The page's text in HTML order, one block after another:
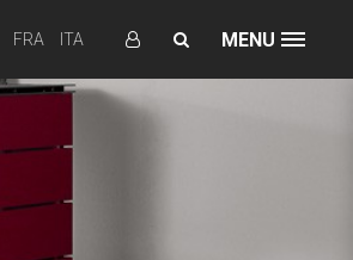
FRA ITA MENU